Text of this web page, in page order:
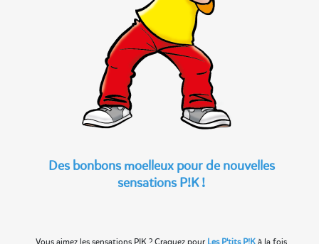
Des bonbons moelleux pour de nouvelles
sensations P!K !